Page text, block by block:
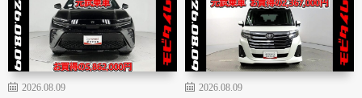
2026.08.09 2026.08.09